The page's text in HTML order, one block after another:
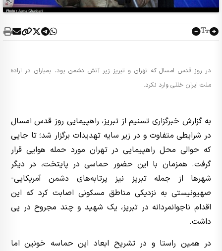
در روز قدس امسال که تهران و تبریز زیر آتش دشمن بود، بمباران در اراده
ملت ایران خللی وارد نکرد.
به گزارش خبرگزاری تسنیماز تبریز، راهپیمایی روز قدس امسال
در شرایطی متفاوت و در زیر سایه تهدیدات برگزار شد؛ تا جایی
که حوالی محل راهپیمایی در تهران مورد حمله هوایی قرار
گرفت. همزمان با این حضور حماسی در پایتخت، در دیگر
شهرها از جمله تبریز نیز پرتابه‌های دشمن آمریکایی-
صهیونیستی به نزدیکی مناطق مسکونی اصابت کرد که این
اقدام ناجوانمردانه در تبریز، یک شهید و چند مجروح در پی
داشت.
در همین راستا و در تشریح ابعاد این حماسه خونین اما